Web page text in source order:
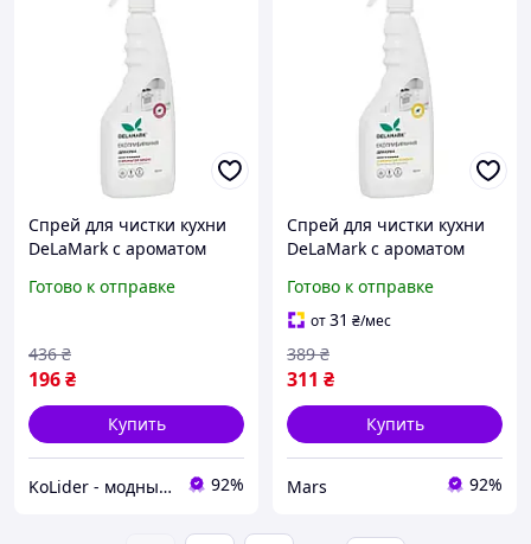
Спрей для чистки кухни
DeLaMark с ароматом
(4820152330680) (h510460)
Готово к отправке
196₴
436 ₴
Купить
KoLider - модный магазин 92%
Спрей для чистки кухни
DeLaMark с ароматом
(4820152330673) v
Готово к отправке
от31 ₴/мес
311 ₴
389 ₴
Купить
Mars 92%